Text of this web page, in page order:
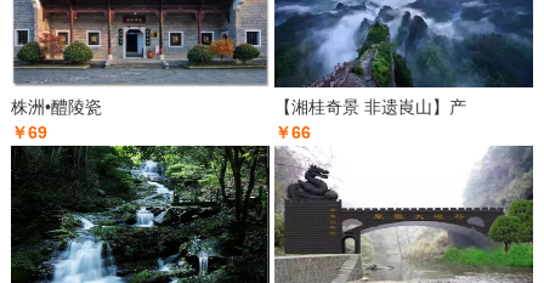
株洲•醴陵瓷
￥69
【湘桂奇景 非遗崀山】产
￥66